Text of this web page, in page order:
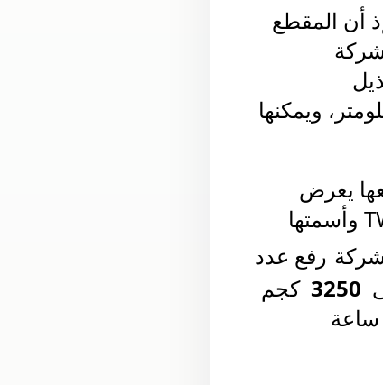
أن المقطع
2800 كيلوجرام، ومداها الأقصى 6000 كيلومتر، ويمكنها
يعرض
( TW328-A (TB-A وأسمتها
رفع عدد
3250 كجم
ساعة